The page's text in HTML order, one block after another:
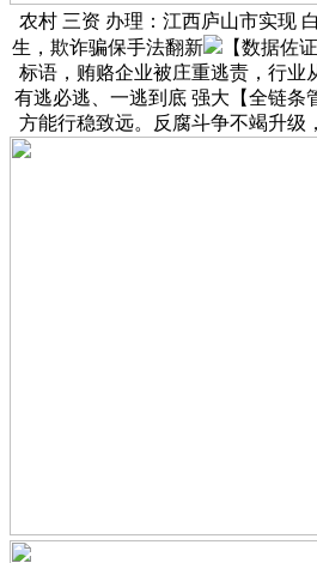
农村 三资 办理：江西庐山市实现
生，欺诈骗保手法翻新
【数据佐
标语，贿赂企业被庄重逃责，行业
有逃必逃、一逃到底 强大【全链条
方能行稳致远。反腐斗争不竭升级